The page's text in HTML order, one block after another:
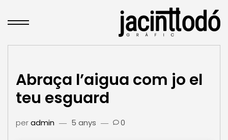
Abraça l’aigua com jo el
teu esguard
peradmin 5 anys 0